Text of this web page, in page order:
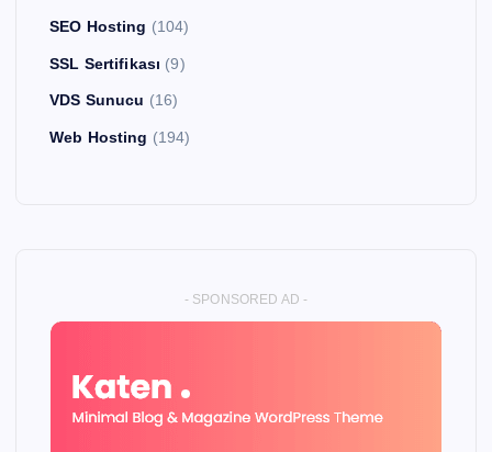
SEO Hosting (104)
SSL Sertifikası (9)
VDS Sunucu (16)
Web Hosting (194)
- SPONSORED AD -